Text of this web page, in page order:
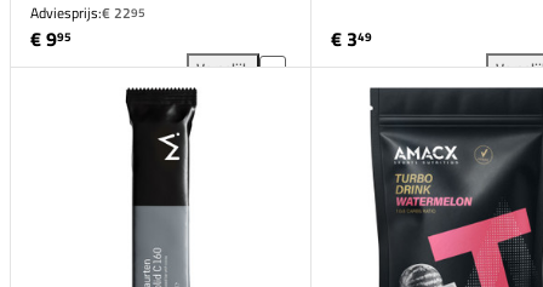
Adviesprijs:€ 2295
€ 995
Vergelijk
SIS Beta Fuel Recovery Aardbei 500g toevoegen
€ 349